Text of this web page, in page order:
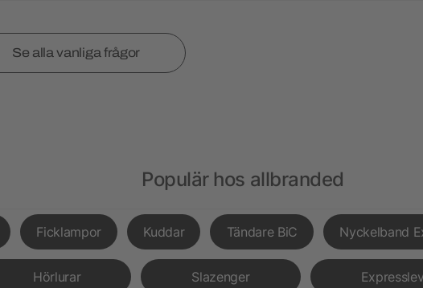
Se alla vanliga frågor
Populär hos allbranded
Ficklampor Kuddar Tändare BiC Nyckelband
Hörlurar Slazenger